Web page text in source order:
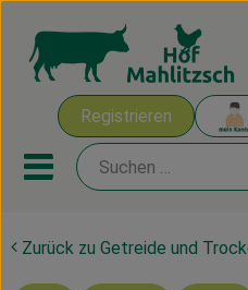
Registrieren
Mobiles Menu
Ökokisten
Zurück zu Getreide und